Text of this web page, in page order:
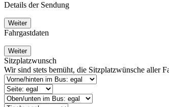
Details der Sendung
Weiter
Fahrgastdaten
Weiter
Sitzplatzwunsch
Wir sind stets bemüht, die Sitzplatzwünsche aller